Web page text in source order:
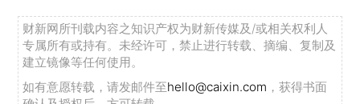
财新网所刊载内容之知识产权为财新传媒及/或相关权利人
专属所有或持有。未经许可，禁止进行转载、摘编、复制及
建立镜像等任何使用。
如有意愿转载，请发邮件至hello@caixin.com ，获得书面